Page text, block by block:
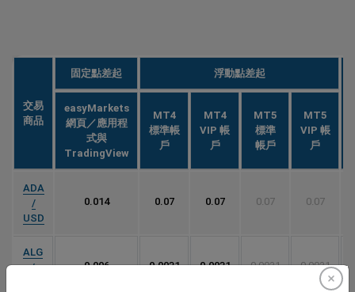
交易
商品
固定點差起 浮動點差起
easyMarkets
網頁／應用程
式與
TradingView
MT4
標準帳
戶
MT4
VIP 帳
戶
MT5
標準
帳戶
MT5
VIP 帳
戶
ADA
/
USD
0.014 0.07 0.07 0.07 0.07
ALG
/
0.006 0.0031 0.0031 0.0031 0.0031